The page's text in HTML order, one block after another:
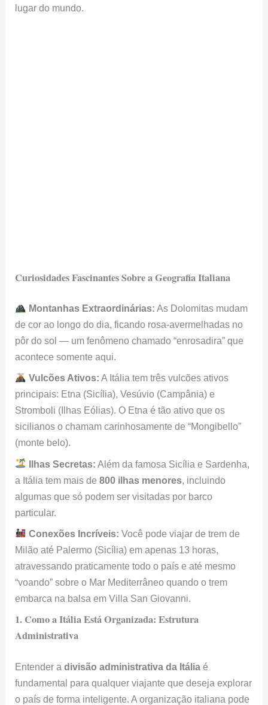
lugar do mundo.
Curiosidades Fascinantes Sobre a Geografia Italiana
Montanhas Extraordinárias: As Dolomitas mudam
de cor ao longo do dia, ficando rosa-avermelhadas no
pôr do sol — um fenômeno chamado “enrosadira” que
acontece somente aqui.
Vulcões Ativos: A Itália tem três vulcões ativos
principais: Etna (Sicília), Vesúvio (Campânia) e
Stromboli (Ilhas Eólias). O Etna é tão ativo que os
sicilianos o chamam carinhosamente de “Mongibello”
(monte belo).
Ilhas Secretas: Além da famosa Sicília e Sardenha,
a Itália tem mais de800 ilhas menores, incluindo
algumas que só podem ser visitadas por barco
particular.
Conexões Incríveis: Você pode viajar de trem de
Milão até Palermo (Sicília) em apenas 13 horas,
atravessando praticamente todo o país e até mesmo
“voando” sobre o Mar Mediterrâneo quando o trem
embarca na balsa em Villa San Giovanni.
1. Como a Itália Está Organizada: Estrutura
Administrativa
Entender adivisão administrativa da Itália é
fundamental para qualquer viajante que deseja explorar
o país de forma inteligente. A organização italiana pode